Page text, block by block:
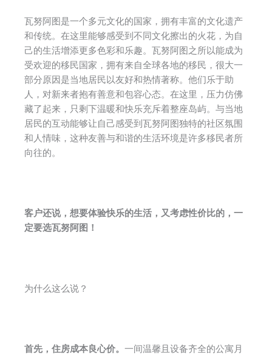
瓦努阿图是一个多元文化的国家，拥有丰富的文化遗产
和传统。在这里能够感受到不同文化擦出的火花，为自
己的生活增添更多色彩和乐趣。瓦努阿图之所以能成为
受欢迎的移民国家，拥有来自全球各地的移民，很大一
部分原因是当地居民以友好和热情著称。他们乐于助
人，对新来者抱有善意和包容心态。在这里，压力仿佛
藏了起来，只剩下温暖和快乐充斥着整座岛屿。与当地
居民的互动能够让自己感受到瓦努阿图独特的社区氛围
和人情味，这种友善与和谐的生活环境是许多移民者所
向往的。
客户还说，想要体验快乐的生活，又考虑性价比的，一
定要选瓦努阿图！
为什么这么说？
首先，住房成本良心价。 一间温馨且设备齐全的公寓月